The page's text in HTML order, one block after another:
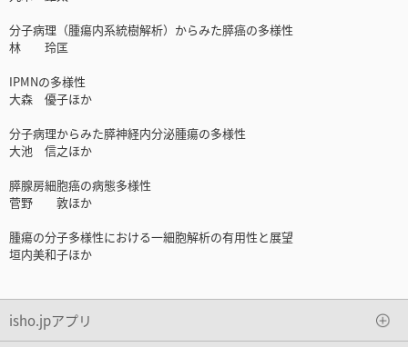
分子病理（腫瘍内系統樹解析）からみた膵癌の多様性
林 玲匡
IPMNの多様性
大森 優子ほか
分子病理からみた膵神経内分泌腫瘍の多様性
大池 信之ほか
膵腺房細胞癌の病態多様性
菅野 敦ほか
腫瘍の分子多様性における一細胞解析の有用性と展望
垣内美和子ほか
isho.jpアプリ